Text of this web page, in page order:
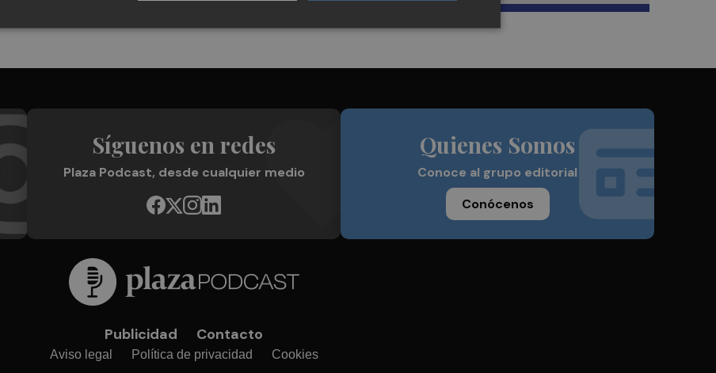
Síguenos en redes
Plaza Podcast, desde cualquier medio
Quienes Somos
Conoce al grupo editorial
Conócenos
Publicidad Contacto
Aviso legal Política de privacidad Cookies